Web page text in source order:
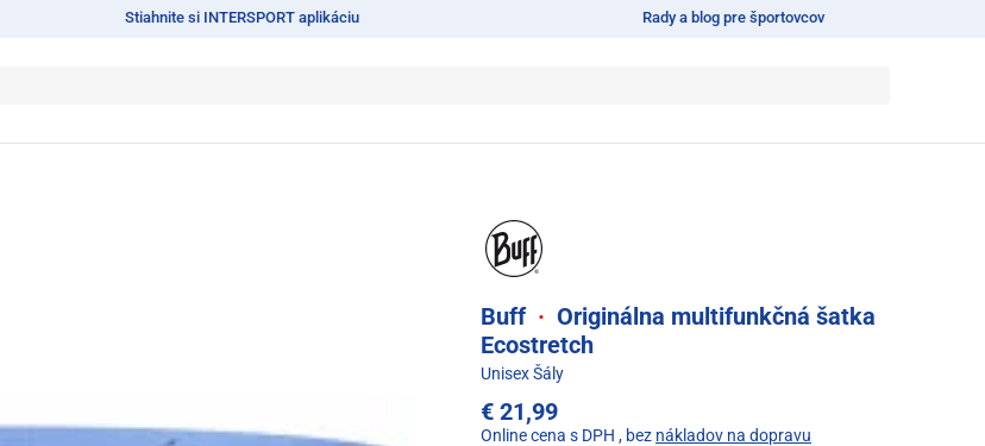
Stiahnite si INTERSPORT aplikáciu Rady a blog pre športovcov
Buff · Originálna multifunkčná šatka
Ecostretch
Unisex Šály
€ 21,99
Online cena s DPH , bez nákladov na dopravu